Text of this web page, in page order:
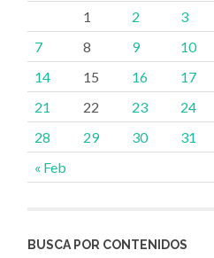
« Feb
1 2 3
7
8 9 10
14
15 16 17
21
22 23 24
28
29 30 31
BUSCA POR CONTENIDOS